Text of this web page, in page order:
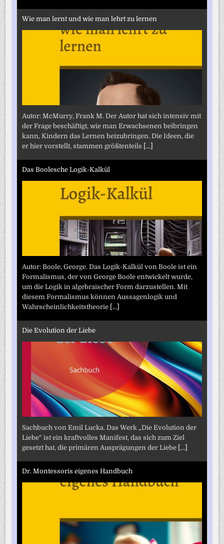
Wie man lernt und wie man lehrt zu lernen
Autor: McMurry, Frank M. Der Autor hat sich intensiv mit
der Frage beschäftigt, wie man Erwachsenen beibringen
kann, Kindern das Lernen beizubringen. Die Ideen, die
er hier vorstellt, stammen größtenteils [...]
Das Boolesche Logik-Kalkül
Autor: Boole, George. Das Logik-Kalkül von Boole ist ein
Formalismus, der von George Boole entwickelt wurde,
um die Logik in algebraischer Form darzustellen. Mit
diesem Formalismus können Aussagenlogik und
Wahrscheinlichkeitstheorie [...]
Die Evolution der Liebe
Sachbuch von Emil Lucka. Das Werk „Die Evolution der
Liebe“ ist ein kraftvolles Manifest, das sich zum Ziel
gesetzt hat, die primären Ausprägungen der Liebe [...]
Dr. Montessoris eigenes Handbuch